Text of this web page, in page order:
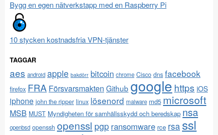
Bygg en egen nätverkstapp med en Raspberry Pi
10 stycken kostnadsfria VPN-tjänster
TAGGAR
aes android apple bakdörr bitcoin chrome Cisco dns facebook
firefox FRA Försvarsmakten Github google https iOS
iphone john the ripper linux lösenord malware md5 microsoft
MSB MUST Myndigheten för samhällsskydd och beredskap nsa
openbsd openssh openssl pgp ransomware rce rsa ssl